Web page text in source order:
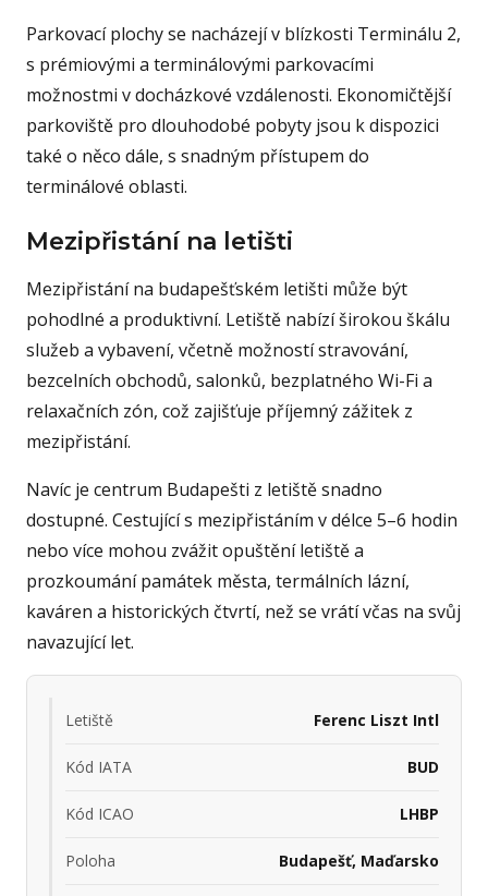
Parkovací plochy se nacházejí v blízkosti Terminálu 2,
s prémiovými a terminálovými parkovacími
možnostmi v docházkové vzdálenosti. Ekonomičtější
parkoviště pro dlouhodobé pobyty jsou k dispozici
také o něco dále, s snadným přístupem do
terminálové oblasti.
Mezipřistání na letišti
Mezipřistání na budapešťském letišti může být
pohodlné a produktivní. Letiště nabízí širokou škálu
služeb a vybavení, včetně možností stravování,
bezcelních obchodů, salonků, bezplatného Wi-Fi a
relaxačních zón, což zajišťuje příjemný zážitek z
mezipřistání.
Navíc je centrum Budapešti z letiště snadno
dostupné. Cestující s mezipřistáním v délce 5–6 hodin
nebo více mohou zvážit opuštění letiště a
prozkoumání památek města, termálních lázní,
kaváren a historických čtvrtí, než se vrátí včas na svůj
navazující let.
Letiště Ferenc Liszt Intl
Kód IATA BUD
Kód ICAO LHBP
Poloha Budapešť, Maďarsko